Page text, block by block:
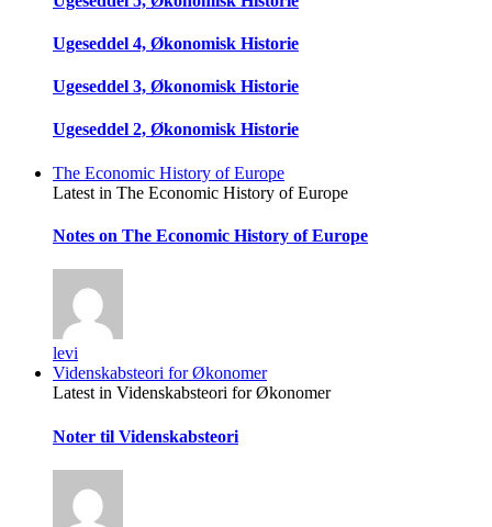
Ugeseddel 4, Økonomisk Historie
Ugeseddel 3, Økonomisk Historie
Ugeseddel 2, Økonomisk Historie
The Economic History of Europe
Latest in The Economic History of Europe
Notes on The Economic History of Europe
levi
Videnskabsteori for Økonomer
Latest in Videnskabsteori for Økonomer
Noter til Videnskabsteori